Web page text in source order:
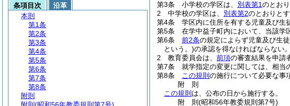
第3条
小学校の学区は、 別表第1のとおり
2
中学校の学区は、 別表第2のとおりとす
第4条
学区内に住所を有する児童及び生
第5条
在学中益子町内において、当該学
第6条
前2条の規定によらず児童及び生
という。)の承認を得なければならない。
2
教育委員会は、 前項の審査結果を申請
第7条
就学指定の変更に関しては、相当
第8条
この規則 の施行について必要な事
附 則
この規則 は、公布の日から施行する。
附 則(昭和56年教委規則第7号)
条項目次
沿革
本則
第1条
第2条
第3条
第4条
第5条
第6条
第7条
第8条
附則